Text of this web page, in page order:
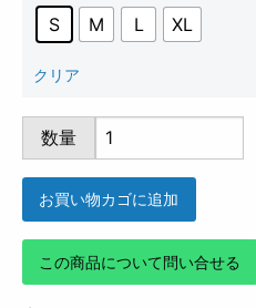
S M L XL
クリア
HS2100-
607
個
数量
お買い物カゴに追加
この商品について問い合せる